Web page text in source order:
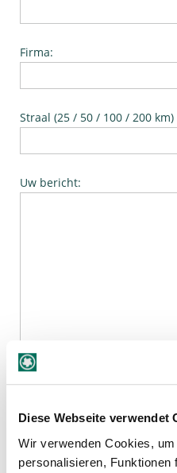
Diese Webseite verwendet
Wir verwenden Cookies,
personalisieren, Funktionen
Firma:
Straal (25 / 50 / 100 / 200 km)
Uw bericht:
I have read thePrivacy
Click to start